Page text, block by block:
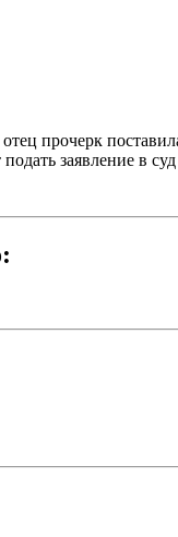
прочерк
заявление в